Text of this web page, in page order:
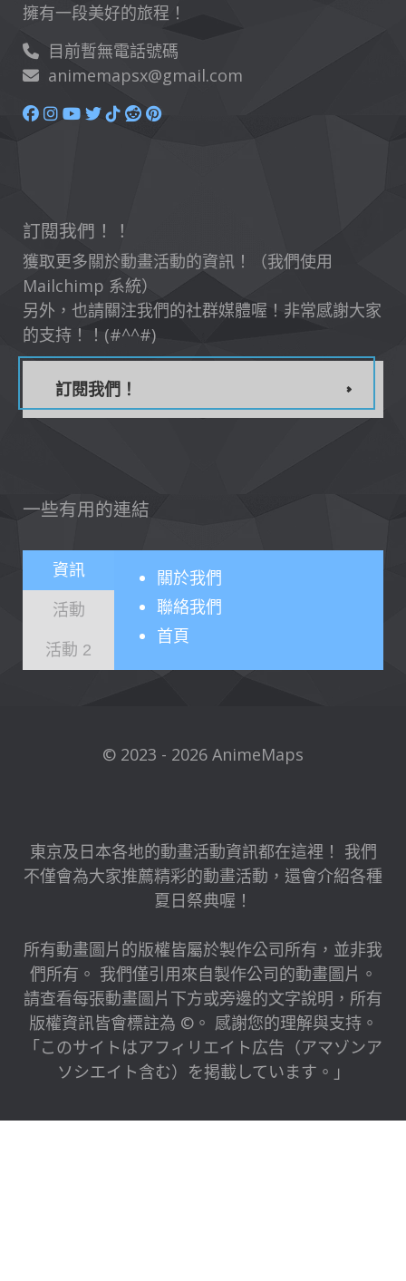
擁有一段美好的旅程！
目前暫無電話號碼
animemapsx@gmail.com
訂閱我們！！
獲取更多關於動畫活動的資訊！（我們使用
Mailchimp 系統）
另外，也請關注我們的社群媒體喔！非常感謝大家
的支持！！(#^^#)
訂閱我們！
一些有用的連結
資訊
活動
活動 2
關於我們
聯絡我們
首頁
© 2023 - 2026 AnimeMaps
東京及日本各地的動畫活動資訊都在這裡！ 我們
不僅會為大家推薦精彩的動畫活動，還會介紹各種
夏日祭典喔！
所有動畫圖片的版權皆屬於製作公司所有，並非我
們所有。 我們僅引用來自製作公司的動畫圖片。
請查看每張動畫圖片下方或旁邊的文字說明，所有
版權資訊皆會標註為 ©。 感謝您的理解與支持。
「このサイトはアフィリエイト広告（アマゾンア
ソシエイト含む）を掲載しています。」